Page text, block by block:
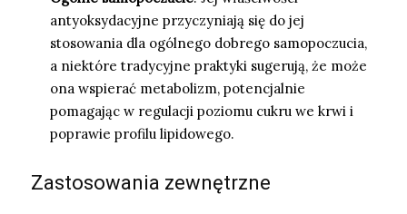
antyoksydacyjne przyczyniają się do jej
stosowania dla ogólnego dobrego samopoczucia,
a niektóre tradycyjne praktyki sugerują, że może
ona wspierać metabolizm, potencjalnie
pomagając w regulacji poziomu cukru we krwi i
poprawie profilu lipidowego.
Zastosowania zewnętrzne